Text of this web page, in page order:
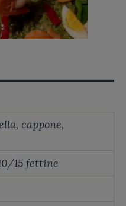
cappone,
15 fettine